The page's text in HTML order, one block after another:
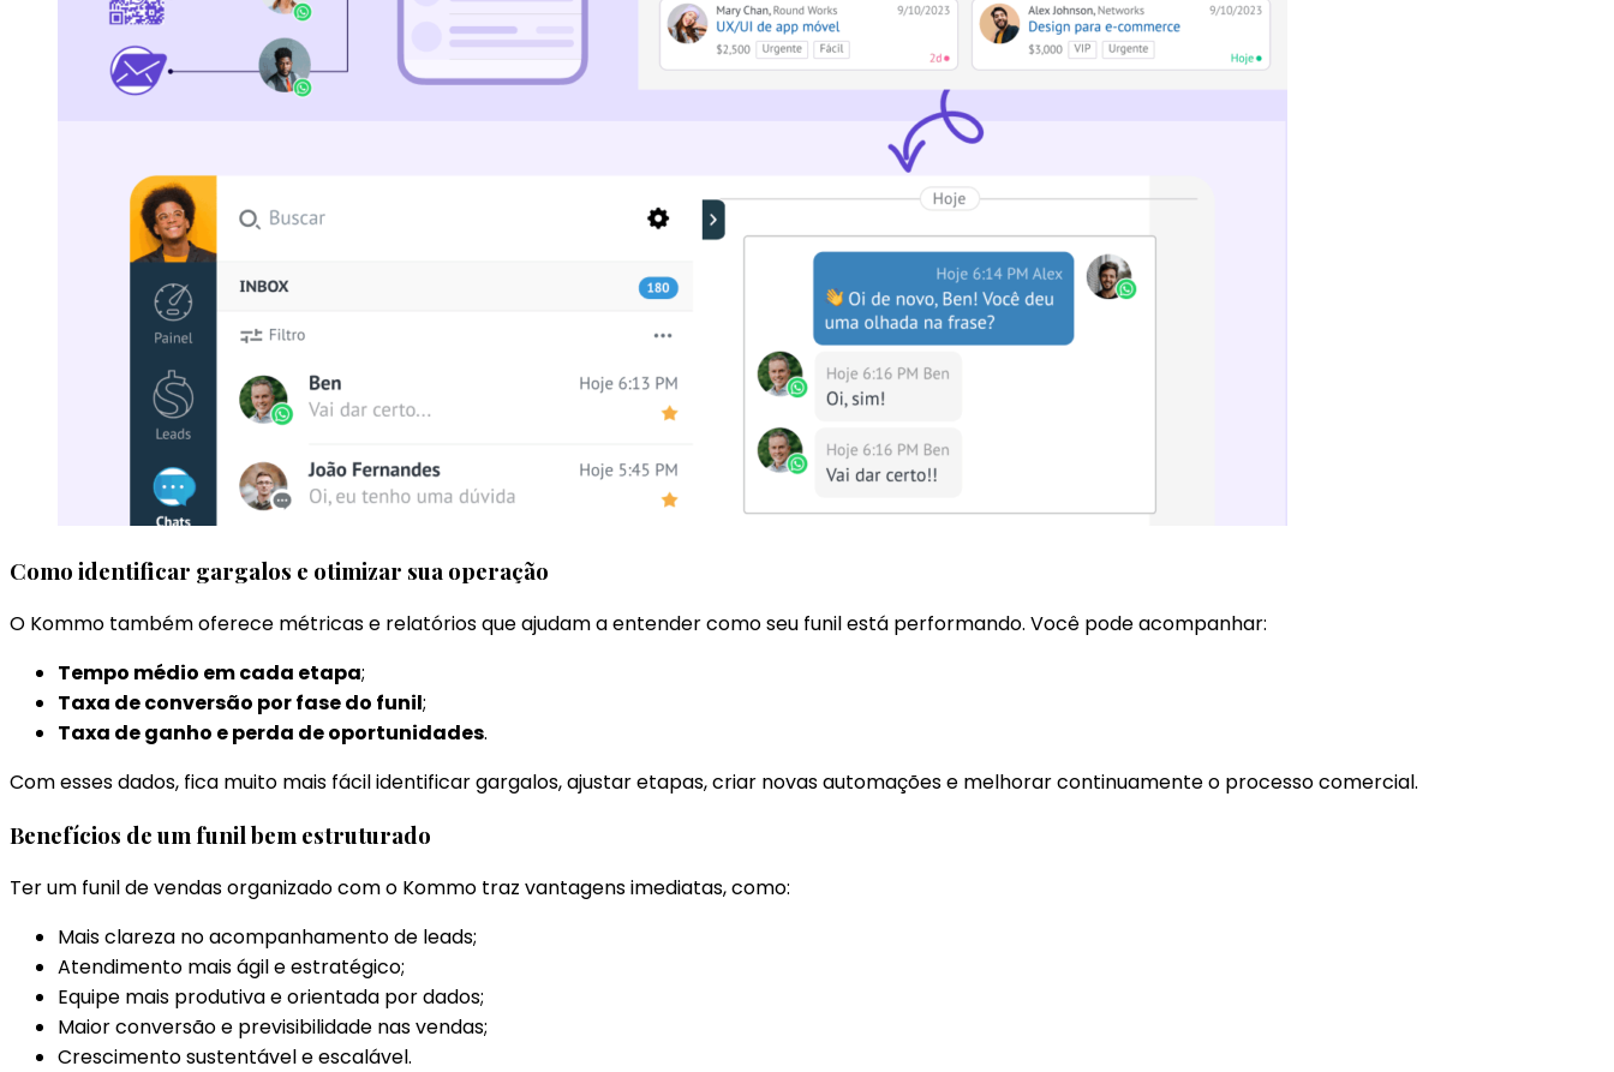
Como identificar gargalos e otimizar sua operação
O Kommo também oferece métricas e relatórios que ajudam a entender como seu funil está performando. Você pode acompanhar:
Tempo médio em cada etapa;
Taxa de conversão por fase do funil;
Taxa de ganho e perda de oportunidades.
Com esses dados, fica muito mais fácil identificar gargalos, ajustar etapas, criar novas automações e melhorar continuamente o processo comercial.
Benefícios de um funil bem estruturado
Ter um funil de vendas organizado com o Kommo traz vantagens imediatas, como:
Mais clareza no acompanhamento de leads;
Atendimento mais ágil e estratégico;
Equipe mais produtiva e orientada por dados;
Maior conversão e previsibilidade nas vendas;
Crescimento sustentável e escalável.